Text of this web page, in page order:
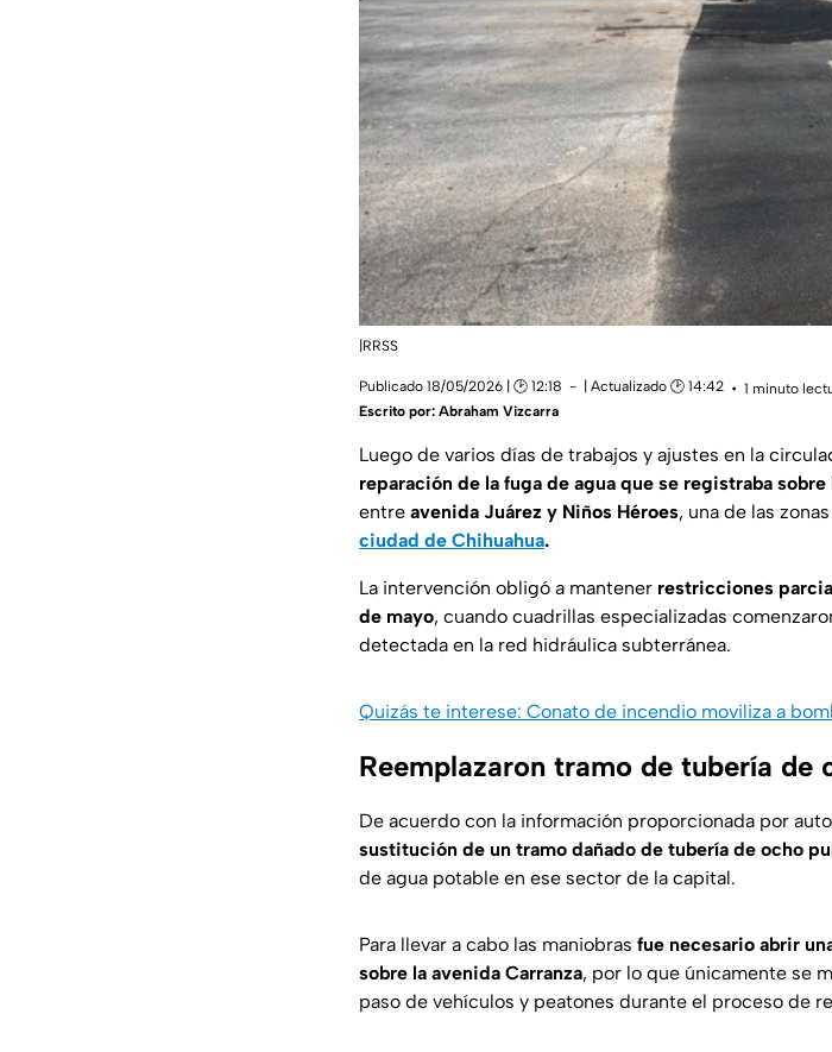
|RRSS
Publicado 18/05/2026 | 🕑 12:18 | Actualizado 🕑 14:42
1 minuto
Escrito por: Abraham Vizcarra
Luego de varios días de trabajos y ajustes en la
reparación de la fuga de agua que se registraba sobre
entre avenida Juárez y Niños Héroes, una de las
ciudad de Chihuahua.
La intervención obligó a mantener restricciones
de mayo, cuando cuadrillas especializadas
detectada en la red hidráulica subterránea.
Quizás te interese: Conato de incendio moviliza a
Reemplazaron tramo de tubería de
De acuerdo con la información proporcionada por
sustitución de un tramo dañado de tubería de ocho
de agua potable en ese sector de la capital.
Para llevar a cabo las maniobras fue necesario abrir
sobre la avenida Carranza, por lo que únicamente se
paso de vehículos y peatones durante el proceso de